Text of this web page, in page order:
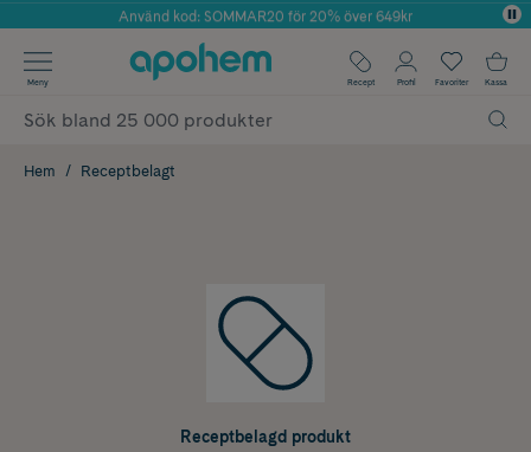
Årets Butik 2025 inom Skönhet
Använd kod: SOMMAR20 för 20% över 649kr
✓ Fri frakt
✓ Poäng på alla köp*
Meny Recept Profil Favoriter Kassa
Hem Receptbelagt
Receptbelagd produkt